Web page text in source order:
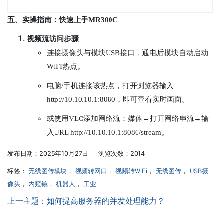
五、实操指南：快速上手MR300C
视频流访问步骤
连接摄像头与模块USB接口，通电后模块自动启动
WIFI热点。
电脑/手机连接该热点，打开浏览器输入
http://10.10.10.1:8080，即可查看实时画面。
或使用VLC添加网络流：媒体→打开网络串流→输
入URL http://10.10.10.1:8080/stream。
发布日期：2025年10月27日 浏览次数：2014
标签： 无线图传模块 ， 视频转网口 ， 视频转WiFi ， 无线图传 ， USB摄
像头 ， 内窥镜 ， 机器人 ， 工业
上一主题：如何提高服务器的并发处理能力？